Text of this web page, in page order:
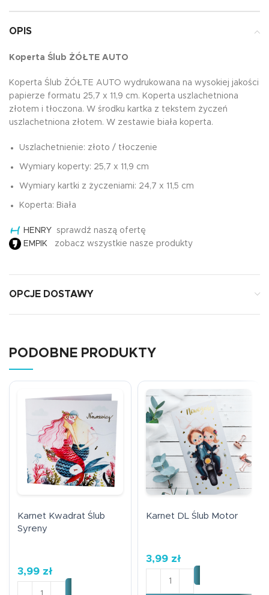
OPIS
Koperta Ślub ŻÓŁTE AUTO
Koperta Ślub ŻÓŁTE AUTO wydrukowana na wysokiej jakości
papierze formatu 25,7 x 11,9 cm. Koperta uszlachetniona
złotem i tłoczona. W środku kartka z tekstem życzeń
uszlachetniona złotem. W zestawie biała koperta.
Uszlachetnienie: złoto / tłoczenie
Wymiary koperty: 25,7 x 11,9 cm
Wymiary kartki z życzeniami: 24,7 x 11,5 cm
Koperta: Biała
HENRY sprawdź naszą ofertę
EMPIK zobacz wszystkie nasze produkty
OPCJE DOSTAWY
PODOBNE PRODUKTY
Karnet Kwadrat Ślub
Syreny
3,99 zł
Karnet DL Ślub Motor
3,99 zł